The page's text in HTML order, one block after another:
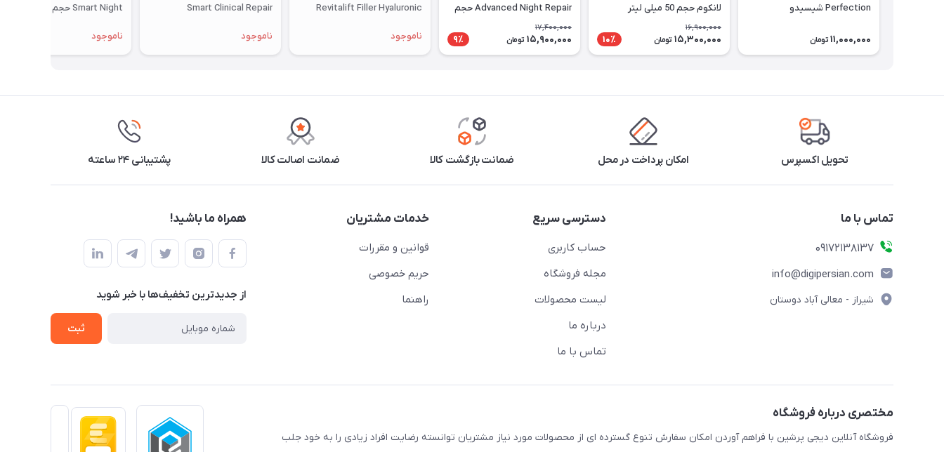
Perfection شیسیدو
11,000,000 تومان
لانکوم حجم 50 میلی لیتر
16,900,000
15,300,000 تومان 10٪
Advanced Night Repair حجم
17,400,000
15,900,000 تومان 9٪
Revitalift Filler Hyaluronic
ناموجود
Smart Clinical Repair
ناموجود
Smart Night حجم 50 میلی لیتر
ناموجود
تحویل اکسپرس امکان پرداخت در محل ضمانت بازگشت کالا ضمانت اصالت کالا پشتیبانی ۲۴ ساعته
تماس با ما
09172138137
info@digipersian.com
شیراز - معالی آباد دوستان
دسترسی سریع
حساب کاربری
مجله فروشگاه
لیست محصولات
درباره ما
تماس با ما
خدمات مشتریان
قوانین و مقررات
حریم خصوصی
راهنما
همراه ما باشید!
از جدید‌ترین تخفیف‌ها با‌ خبر شوید
ثبت
مختصری درباره فروشگاه
فروشگاه آنلاین دیجی پرشین با فراهم آوردن امکان سفارش تنوع گسترده ای از محصولات مورد نیاز مشتریان توانسته رضایت افراد زیادی را به خود جلب